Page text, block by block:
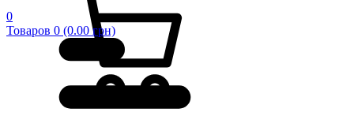
0
Товаров 0 (0.00 грн)